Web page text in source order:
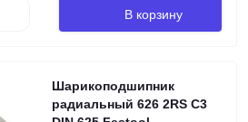
В корзину
Шарикоподшипник
радиальный 626 2RS C3